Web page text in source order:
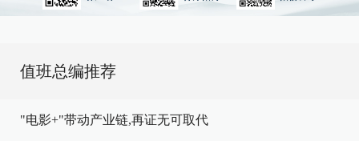
值班总编推荐
"电影+"带动产业链,再证无可取代